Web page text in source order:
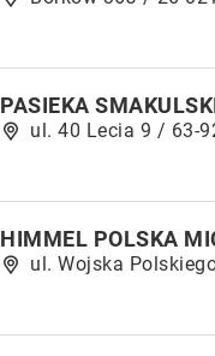
PASIEKA
ul. 40 Lecia 9 / 63-
HIMMEL POLSKA
ul. Wojska